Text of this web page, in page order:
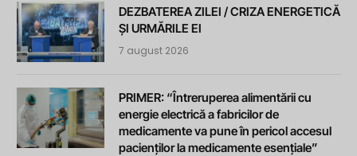
DEZBATEREA ZILEI / CRIZA ENERGETICĂ
ȘI URMĂRILE EI
7 august 2026
PRIMER: “Întreruperea alimentării cu
energie electrică a fabricilor de
medicamente va pune în pericol accesul
pacienților la medicamente esențiale”